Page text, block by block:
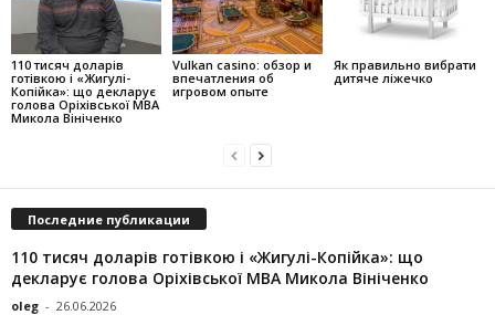
110 тисяч доларів
готівкою і «Жигулі-
Копійка»: що декларує
голова Оріхівської МВА
Микола Вініченко
Vulkan casino: обзор и
впечатления об
игровом опыте
Як правильно вибрати
дитяче ліжечко
Последние публикации
110 тисяч доларів готівкою і «Жигулі-Копійка»: що
декларує голова Оріхівської МВА Микола Вініченко
oleg - 26.06.2026